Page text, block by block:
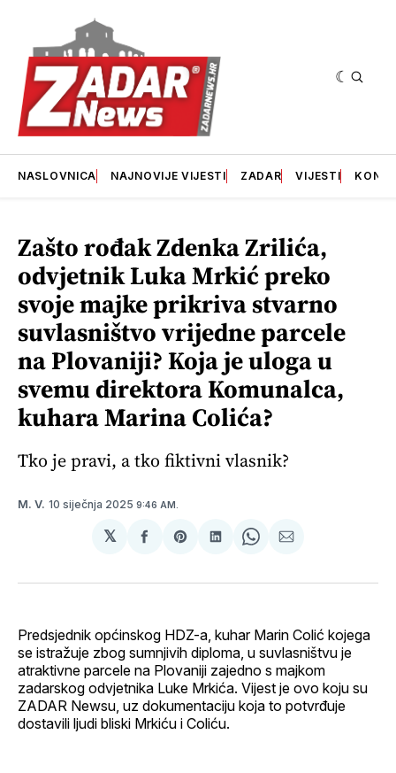
NASLOVNICA NAJNOVIJE VIJESTI ZADAR VIJESTI
Zašto rođak Zdenka Zrilića,
odvjetnik Luka Mrkić preko
svoje majke prikriva stvarno
suvlasništvo vrijedne parcele
na Plovaniji? Koja je uloga u
svemu direktora Komunalca,
kuhara Marina Colića?
Tko je pravi, a tko fiktivni vlasnik?
M. V. 10 siječnja 2025 9:46 AM.
𝕏
podijeliSharepodijeliSharepodijeli
Predsjednik općinskog HDZ-a, kuhar Marin Colić kojega
se istražuje zbog sumnjivih diploma, u suvlasništvu je
atraktivne parcele na Plovaniji zajedno s majkom
zadarskog odvjetnika Luke Mrkića. Vijest je ovo koju su
ZADAR Newsu, uz dokumentaciju koja to potvrđuje
dostavili ljudi bliski Mrkiću i Coliću.